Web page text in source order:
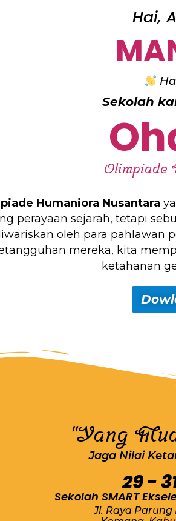
Hai,
Sekolah
Olimpiade
Humaniora Nusantara
perayaan sejarah, tetapi
oleh para pahlawan
mereka, kita
ketahanan
"Yang
Jaga Nilai
29 -
Sekolah SMART
Jl. Raya Parung